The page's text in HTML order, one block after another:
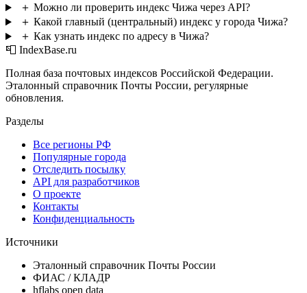
＋ Можно ли проверить индекс Чижа через API?
＋ Какой главный (центральный) индекс у города Чижа?
＋ Как узнать индекс по адресу в Чижа?
📮 IndexBase.ru
Полная база почтовых индексов Российской Федерации.
Эталонный справочник Почты России, регулярные
обновления.
Разделы
Все регионы РФ
Популярные города
Отследить посылку
API для разработчиков
О проекте
Контакты
Конфиденциальность
Источники
Эталонный справочник Почты России
ФИАС / КЛАДР
hflabs open data